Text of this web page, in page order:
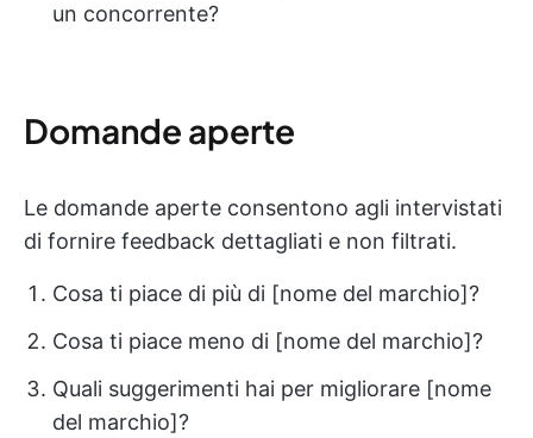
un concorrente?
Domande aperte
Le domande aperte consentono agli intervistati
di fornire feedback dettagliati e non filtrati.
Cosa ti piace di più di [nome del marchio]?
Cosa ti piace meno di [nome del marchio]?
Quali suggerimenti hai per migliorare [nome
del marchio]?